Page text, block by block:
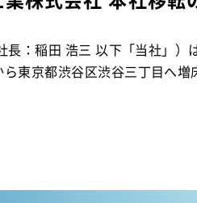
：稲田 浩三 以下「当社」
東京都渋谷区渋谷三丁目へ増